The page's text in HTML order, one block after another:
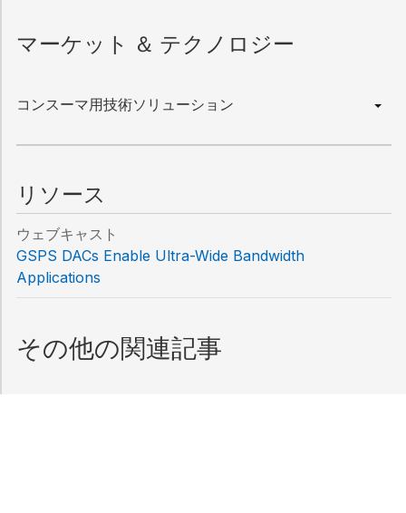
マーケット ＆ テクノロジー
コンスーマ用技術ソリューション
リソース
ウェブキャスト
GSPS DACs Enable Ultra-Wide Bandwidth
Applications
その他の関連記事